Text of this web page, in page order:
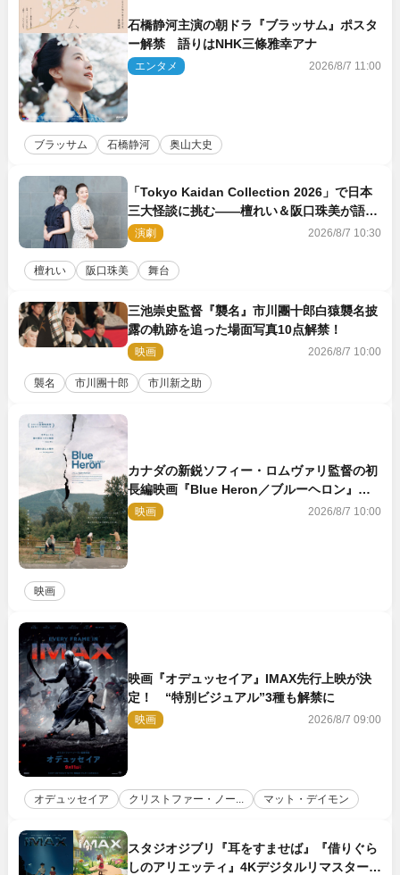
石橋静河主演の朝ドラ『ブラッサム』ポスタ
ー解禁 語りはNHK三條雅幸アナ
エンタメ 2026/8/7 11:00
ブラッサム 石橋静河 奥山大史
「Tokyo Kaidan Collection 2026」で日本
三大怪談に挑む――檀れい＆阪口珠美が語る
「牡丹灯籠」の新たな魅力
演劇 2026/8/7 10:30
檀れい 阪口珠美 舞台
三池崇史監督『襲名』市川團十郎白猿襲名披
露の軌跡を追った場面写真10点解禁！
映画 2026/8/7 10:00
襲名 市川團十郎 市川新之助
カナダの新鋭ソフィー・ロムヴァリ監督の初
長編映画『Blue Heron／ブルーヘロン』
10.23公開
映画 2026/8/7 10:00
映画
映画『オデュッセイア』IMAX先行上映が決
定！ “特別ビジュアル”3種も解禁に
映画 2026/8/7 09:00
オデュッセイア クリストファー・ノー... マット・デイモン
スタジオジブリ『耳をすませば』『借りぐら
しのアリエッティ』4Kデジタルリマスターで